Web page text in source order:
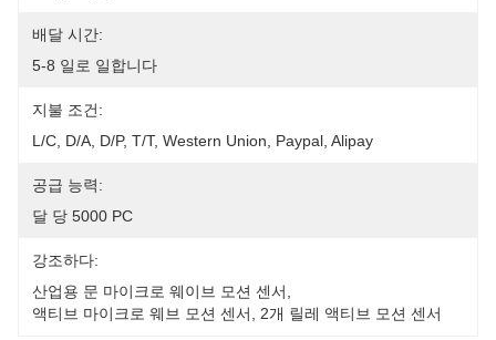
배달 시간:
5-8 일로 일합니다
지불 조건:
L/C, D/A, D/P, T/T, Western Union, Paypal, Alipay
공급 능력:
달 당 5000 PC
강조하다:
산업용 문 마이크로 웨이브 모션 센서
액티브 마이크로 웨브 모션 센서
2개 릴레 액티브 모션 센서